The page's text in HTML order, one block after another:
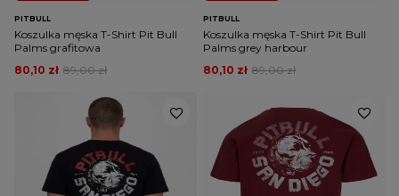
PITBULL
Koszulka męska T-Shirt Pit Bull
Palms grafitowa
89,00 zł
80,10 zł
PITBULL
Koszulka męska T-Shirt Pit Bull
Palms grey harbour
89,00 zł
80,10 zł